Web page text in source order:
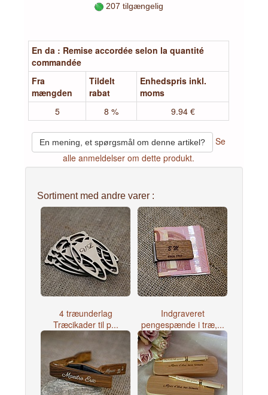
207 tilgængelig
En da : Remise accordée selon la quantité
commandée
Fra
mængden
Tildelt
rabat
Enhedspris inkl.
moms
5
8 % 9.94 €
En mening, et spørgsmål om denne artikel?
Se
alle anmeldelser om dette produkt.
Sortiment med andre varer :
4 træunderlag
Træcikader til p...
Indgraveret
pengespænde i træ,...